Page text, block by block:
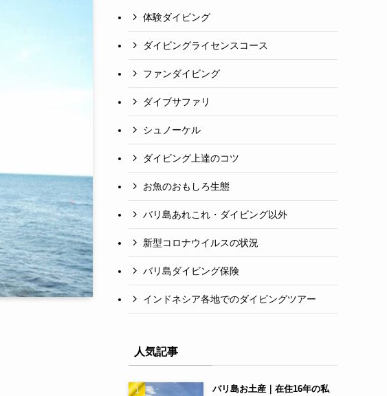
体験ダイビング
ダイビングライセンスコース
ファンダイビング
ダイブサファリ
シュノーケル
ダイビング上達のコツ
お魚のおもしろ生態
バリ島あれこれ・ダイビング以外
新型コロナウイルスの状況
バリ島ダイビング保険
インドネシア各地でのダイビングツアー
人気記事
バリ島お土産｜在住16年の私